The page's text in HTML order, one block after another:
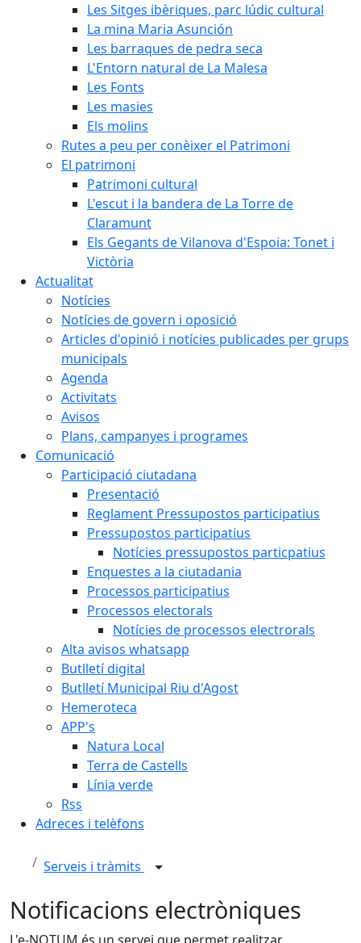
Les Sitges ibèriques, parc lúdic cultural
La mina Maria Asunción
Les barraques de pedra seca
L'Entorn natural de La Malesa
Les Fonts
Les masies
Els molins
Rutes a peu per conèixer el Patrimoni
El patrimoni
Patrimoni cultural
L'escut i la bandera de La Torre de
Claramunt
Els Gegants de Vilanova d'Espoia: Tonet i
Victòria
Actualitat
Notícies
Notícies de govern i oposició
Articles d'opinió i notícies publicades per grups
municipals
Agenda
Activitats
Avisos
Plans, campanyes i programes
Comunicació
Participació ciutadana
Presentació
Reglament Pressupostos participatius
Pressupostos participatius
Notícies pressupostos particpatius
Enquestes a la ciutadania
Processos participatius
Processos electorals
Notícies de processos electrorals
Alta avisos whatsapp
Butlletí digital
Butlletí Municipal Riu d'Agost
Hemeroteca
APP's
Natura Local
Terra de Castells
Línia verde
Rss
Adreces i telèfons
Serveis i tràmits
Notificacions electròniques